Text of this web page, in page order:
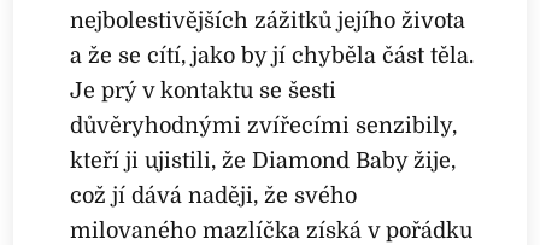
nejbolestivějších zážitků jejího života
a že se cítí, jako by jí chyběla část těla.
Je prý v kontaktu se šesti
důvěryhodnými zvířecími senzibily,
kteří ji ujistili, že Diamond Baby žije,
což jí dává naději, že svého
milovaného mazlíčka získá v pořádku